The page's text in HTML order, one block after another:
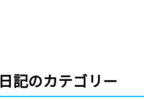
日記のカテゴリー